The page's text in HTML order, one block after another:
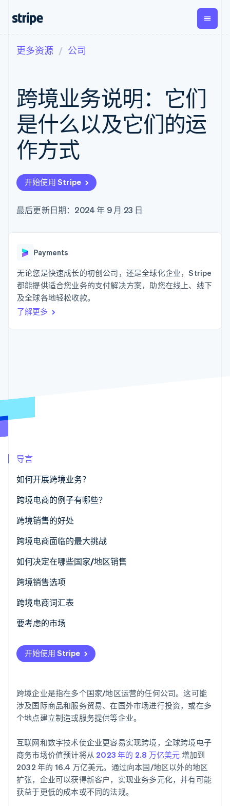
支付
在线支付
Payment links
无代码支付
Checkout
预构建支付界
面
Elements
支付方式
支持 125 种以
上
Boost
化
加速结账
经常性收入
Metronome
按用量计费
Subscriptions
订阅管理
Tax
销售税和增值
Recognition
Stripe Sigma
Global
Payouts
向第三
方打款
更多
Product roadmap
碳移除
立即观看
按企业阶段
按应用场景
智能体商务
加密货币
嵌入式金融
财务自动化
全球化企业
交易市场
按行业
AI 企业
酒店、旅游与休闲
文档
库与 SDK
Stripe Apps
指南
实施预置结账流程
构建平台或交易市场
管理订阅
发行稳定币支持的支付卡
资源
应用集成
代码示例
学习
指南
支持
专业服务
公司
产品路线图
Stripe Press
联系销售
更多资源 公司
跨境业务说明：它们
是什么以及它们的运
作方式
开始使用 Stripe
最后更新日期：2024 年 9 月 23 日
Payments
无论您是快速成长的初创公司，还是全球化企业，Stripe
都能提供适合您业务的支付解决方案，助您在线上、线下
及全球各地轻松收款。
了解更多
导言
如何开展跨境业务？
跨境电商的例子有哪些？
电商平台
数字服务
供应链与制造
金融服务
旅游和旅行服务
专业服务
教育服务
跨境销售的好处
市场范围
收入
竞争优势
规模经济
创新与学习
风险缓释
人才招聘
跨境电商面临的最大挑战
法规遵从性
物流和运输
支付处理
文化和语言
市场进入和竞争
税务
客户服务
知识产权
如何决定在哪些国家/地区销售
跨境销售选项
跨境电商词汇表
A
C
E
F
H
I
L
要考虑的市场
开始使用 Stripe
跨境企业是指在多个国家/地区运营的任何公司。这可能
涉及国际商品和服务贸易、在国外市场进行投资，或在多
个地点建立制造或服务提供等企业。
互联网和数字技术使企业更容易实现跨境，全球跨境电子
商务市场价值预计将从 2023 年的 2.8 万亿美元 增加到
2032 年的 16.4 万亿美元。通过向本国/地区以外的地区
扩张，企业可以获得新客户，实现业务多元化，并有可能
获益于更低的成本或不同的法规。